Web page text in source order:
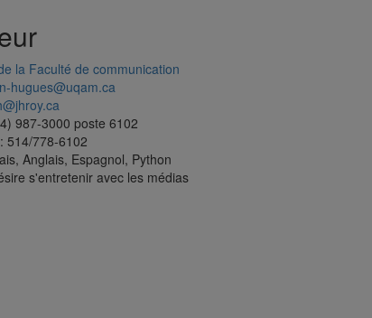
la Faculté de communication
hugues@uqam.ca
987-3000 poste 6102
: 514/778-6102
Anglais, Espagnol, Python
s'entretenir avec les médias